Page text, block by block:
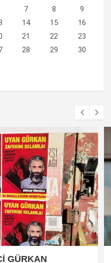
7 8
9
14 15
16
21 22
23
28 29
30
GÜRKAN